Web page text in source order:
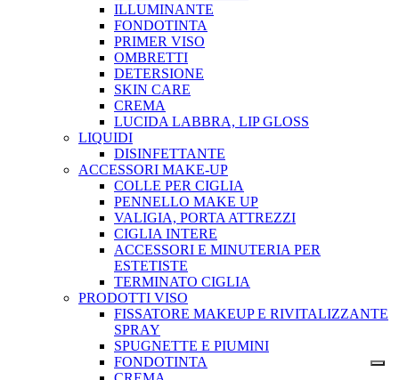
ILLUMINANTE
FONDOTINTA
PRIMER VISO
OMBRETTI
DETERSIONE
SKIN CARE
CREMA
LUCIDA LABBRA, LIP GLOSS
LIQUIDI
DISINFETTANTE
ACCESSORI MAKE-UP
COLLE PER CIGLIA
PENNELLO MAKE UP
VALIGIA, PORTA ATTREZZI
CIGLIA INTERE
ACCESSORI E MINUTERIA PER
ESTETISTE
TERMINATO CIGLIA
PRODOTTI VISO
FISSATORE MAKEUP E RIVITALIZZANTE
SPRAY
SPUGNETTE E PIUMINI
FONDOTINTA